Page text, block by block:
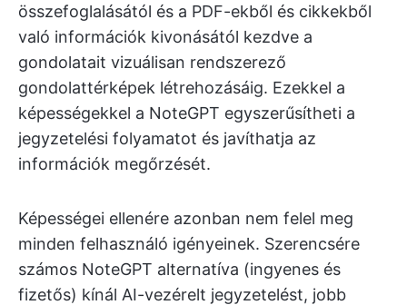
összefoglalásától és a PDF-ekből és cikkekből
való információk kivonásától kezdve a
gondolatait vizuálisan rendszerező
gondolattérképek létrehozásáig. Ezekkel a
képességekkel a NoteGPT egyszerűsítheti a
jegyzetelési folyamatot és javíthatja az
információk megőrzését.
Képességei ellenére azonban nem felel meg
minden felhasználó igényeinek. Szerencsére
számos NoteGPT alternatíva (ingyenes és
fizetős) kínál AI-vezérelt jegyzetelést, jobb